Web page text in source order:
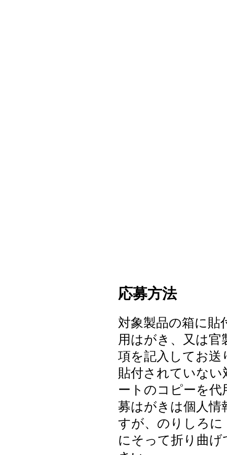
応募方法
対象製品の箱に貼
用はがき、又は
項を記入してお送
貼付されていない
ートのコピーを代
募はがきは個人情
すが、のりしろに
にそって折り曲